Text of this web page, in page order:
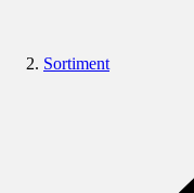
Sortiment